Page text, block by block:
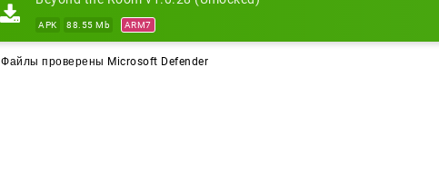
APK 88.55 Mb ARM7
Файлы проверены Microsoft Defender